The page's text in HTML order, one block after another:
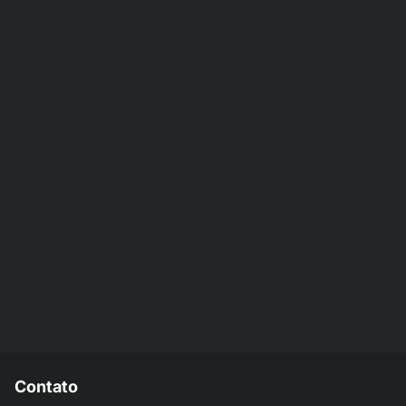
Contato